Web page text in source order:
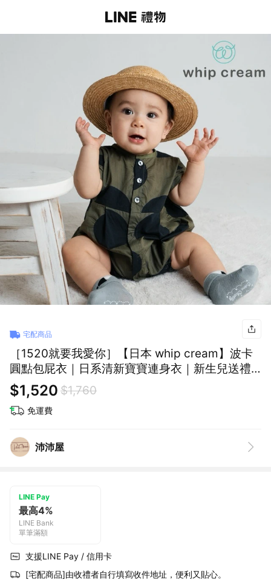
宅配商品
［1520就要我愛你］【日本 whip cream】波卡
圓點包屁衣｜日系清新寶寶連身衣｜新生兒送禮
推薦、彌月禮、滿月禮、寶寶爬服、夏季包屁
衣、嬰兒連身衣
$1,520 $1,760
免運費
沛沛屋
LINE Pay
最高4%
LINE Bank
單筆滿額
支援LINE Pay / 信用卡
[宅配商品]由收禮者自行填寫收件地址，便利又貼心。